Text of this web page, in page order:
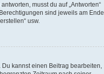
musst du auf „Antworten“
sind jeweils am Ende
usw.
kannst einen Beitrag bearbeiten,